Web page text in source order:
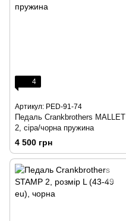
4
Артикул: PED-91-74
Педаль Crankbrothers MALLET
2, сіра/чорна пружина
4 500 грн